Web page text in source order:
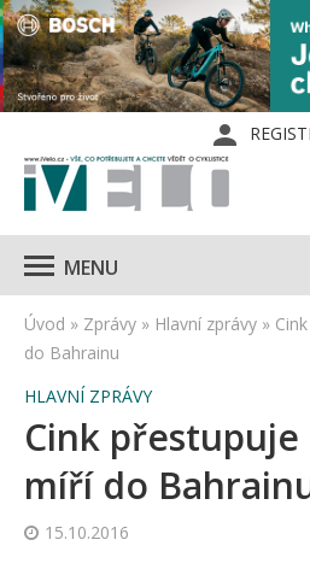
MENU
Úvod » Zprávy » Hlavní zprávy »
do Bahrainu
HLAVNÍ ZPRÁVY
Cink přestupuje
míří do
15.10.2016